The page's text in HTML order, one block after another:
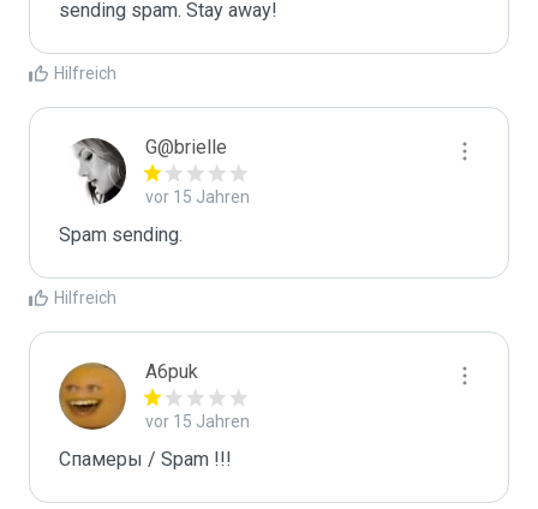
sending spam. Stay away!
Hilfreich
G@brielle
vor 15 Jahren
Spam sending.
Hilfreich
A6puk
vor 15 Jahren
Спамеры / Spam !!!